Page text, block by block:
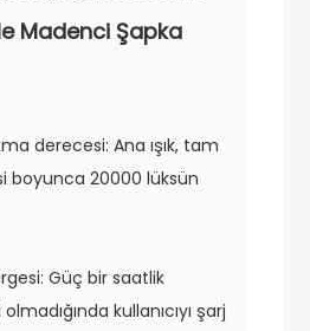
Madenci Şapka
derecesi: Ana ışık, tam
boyunca 20000 lüksün
Güç bir saatlik
kullanıcıyı şarj